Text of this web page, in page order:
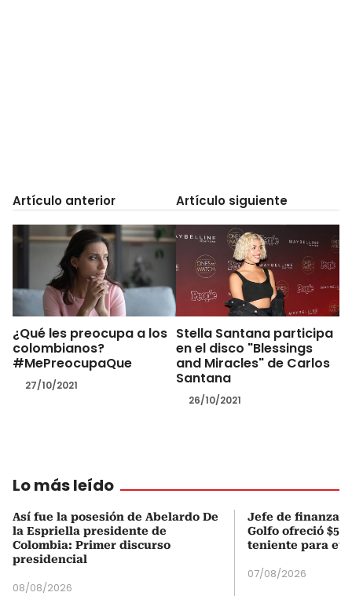
Artículo anterior
¿Qué les preocupa a los
colombianos?
#MePreocupaQue
27/10/2021
Artículo siguiente
Stella Santana participa
en el disco "Blessings
and Miracles" de Carlos
Santana
26/10/2021
Lo más leído
Así fue la posesión de Abelardo De
la Espriella presidente de
Colombia: Primer discurso
presidencial
08/08/2026
Jefe de finanzas
Golfo ofreció
teniente para
07/08/2026